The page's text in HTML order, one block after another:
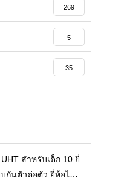
269
5
35
สำหรับเด็ก 10 ยี่
บกันตัวต่อตัว ยี่ห้อไห
การเลือกนมกล่องใ